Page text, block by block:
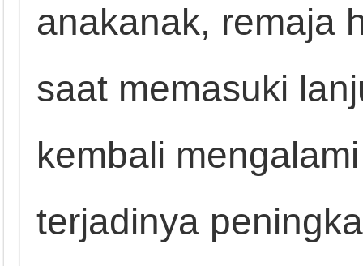
anakanak, remaja
saat memasuki
kembali
terjadinya